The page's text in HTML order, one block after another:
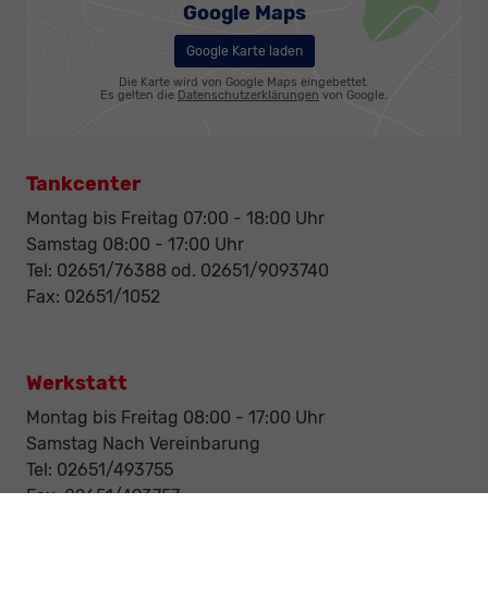
Google Maps
Google Karte laden
Die Karte wird von Google Maps eingebettet.
Es gelten die Datenschutzerklärungen von Google.
Tankcenter
Montag bis Freitag 07:00 - 18:00 Uhr
Samstag 08:00 - 17:00 Uhr
Tel: 02651/76388 od. 02651/9093740
Fax: 02651/1052
Werkstatt
Montag bis Freitag 08:00 - 17:00 Uhr
Samstag Nach Vereinbarung
Tel: 02651/493755
Fax: 02651/493757